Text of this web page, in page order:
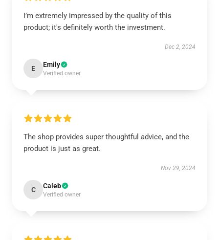
I’m extremely impressed by the quality of this
product; it's definitely worth the investment.
Dec 2, 2024
E Emily
Verified owner
The shop provides super thoughtful advice, and the
product is just as great.
Nov 29, 2024
C Caleb
Verified owner